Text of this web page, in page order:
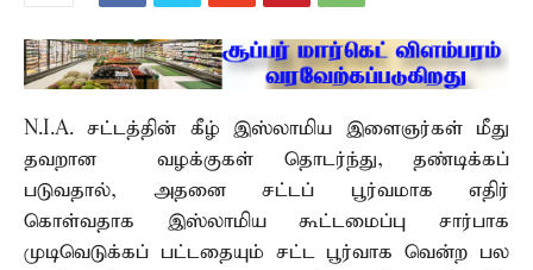
N.I.A. சட்டத்தின் கீழ் இஸ்லாமிய இளைஞர்கள் மீது
தவறான வழக்குகள் தொடர்ந்து, தண்டிக்கப்
படுவதால், அதனை சட்டப் பூர்வமாக எதிர்
கொள்வதாக இஸ்லாமிய கூட்டமைப்பு சார்பாக
முடிவெடுக்கப் பட்டதையும் சட்ட பூர்வாக வென்ற பல